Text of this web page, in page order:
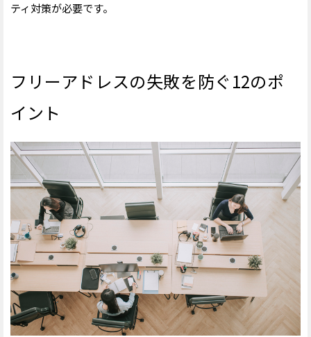
ティ対策が必要です。
フリーアドレスの失敗を防ぐ12のポ
イント